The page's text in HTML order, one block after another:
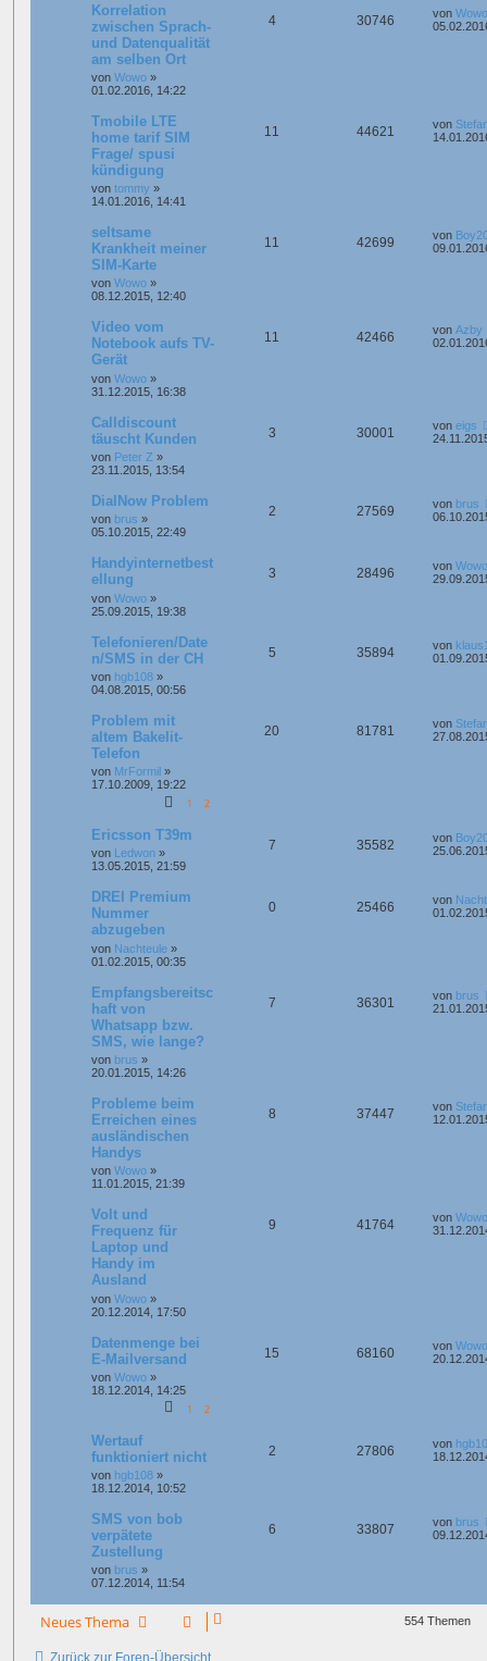
Korrelation
zwischen Sprach-
und Datenqualität
am selben Ort
von Wowo »
01.02.2016, 14:22
4 30746 von Wowo
Tmobile LTE
home tarif SIM
Frage/ spusi
kündigung
von tommy »
14.01.2016, 14:41
11 44621 von
seltsame
Krankheit meiner
SIM-Karte
von Wowo »
08.12.2015, 12:40
11 42699 von
Video vom
Notebook aufs TV-
Gerät
von Wowo »
31.12.2015, 16:38
11 42466 von Azby
Calldiscount
täuscht Kunden
von Peter Z »
23.11.2015, 13:54
3 30001 von eigs
DialNow Problem
von brus »
05.10.2015, 22:49
2 27569 von brus
Handyinternetbest
ellung
von Wowo »
25.09.2015, 19:38
3 28496 von Wowo
Telefonieren/Date
n/SMS in der CH
von hgb108 »
04.08.2015, 00:56
5 35894 von
Problem mit
altem Bakelit-
Telefon
von MrFormil »
17.10.2009, 19:22
1 2
20 81781 von
Ericsson T39m
von Ledwon »
13.05.2015, 21:59
7 35582 von
DREI Premium
Nummer
abzugeben
von Nachteule »
01.02.2015, 00:35
0 25466 von
Empfangsbereitsc
haft von
Whatsapp bzw.
SMS, wie lange?
von brus »
20.01.2015, 14:26
7 36301 von brus
Probleme beim
Erreichen eines
ausländischen
Handys
von Wowo »
11.01.2015, 21:39
8 37447 von
Volt und
Frequenz für
Laptop und
Handy im
Ausland
von Wowo »
20.12.2014, 17:50
9 41764 von Wowo
Datenmenge bei
E-Mailversand
von Wowo »
18.12.2014, 14:25
1 2
15 68160 von Wowo
Wertauf
funktioniert nicht
von hgb108 »
18.12.2014, 10:52
2 27806 von
SMS von bob
verpätete
Zustellung
von brus »
07.12.2014, 11:54
6 33807 von brus
Neues Thema 554 Themen